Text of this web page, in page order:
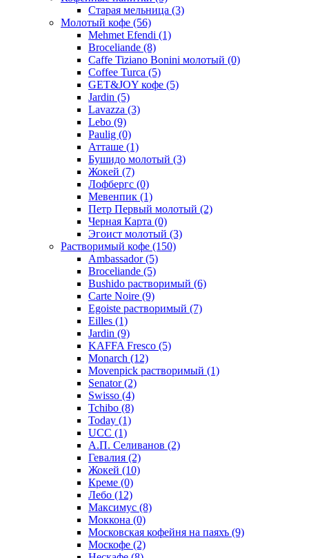
Старая мельница (3)
Молотый кофе (56)
Mehmet Efendi (1)
Broceliande (8)
Caffe Tiziano Bonini молотый (0)
Coffee Turca (5)
GET&JOY кофе (5)
Jardin (5)
Lavazza (3)
Lebo (9)
Paulig (0)
Атташе (1)
Бушидо молотый (3)
Жокей (7)
Лофбергс (0)
Мевенпик (1)
Петр Первый молотый (2)
Черная Карта (0)
Эгоист молотый (3)
Растворимый кофе (150)
Ambassador(5)
Broceliande (5)
Bushido растворимый (6)
Carte Noire (9)
Egoiste растворимый (7)
Eilles (1)
Jardin (9)
KAFFA Fresco (5)
Monarch (12)
Movenpick растворимый (1)
Senator(2)
Swisso (4)
Tchibo (8)
Today (1)
UCC (1)
А.П. Селиванов (2)
Гевалия (2)
Жокей (10)
Креме (0)
Лебо (12)
Максимус (8)
Моккона (0)
Московская кофейня на паяхъ (9)
Москофе (2)